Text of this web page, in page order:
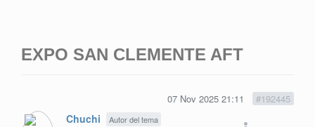
EXPO SAN CLEMENTE AFT
07 Nov 2025 21:11 #192445
Chuchi Autor del tema